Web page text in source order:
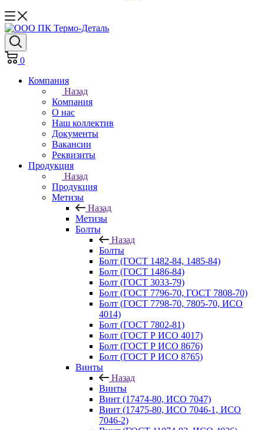
0
Компания
Назад
Компания
О нас
Наш коллектив
Документы
Вакансии
Реквизиты
Продукция
Назад
Продукция
Метизы
Назад
Метизы
Болты
Назад
Болты
Болт (ГОСТ 1482-84, 1485-84)
Болт (ГОСТ 1486-84)
Болт (ГОСТ 3033-79)
Болт (ГОСТ 7796-70, ГОСТ 7808-70)
Болт (ГОСТ 7798-70, 7805-70, ИСО
4014)
Болт (ГОСТ 7802-81)
Болт (ГОСТ Р ИСО 4017)
Болт (ГОСТ Р ИСО 8676)
Болт (ГОСТ Р ИСО 8765)
Винты
Назад
Винты
Винт (17474-80, ИСО 7047)
Винт (17475-80, ИСО 7046-1, ИСО
7046-2)